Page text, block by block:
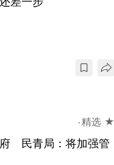
精选 ★
民青局：将加强管